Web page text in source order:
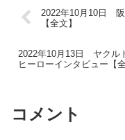
2022年10月10日
【全文】
2022年10月13日 ヤクル
ヒーローインタビュー【全
コメント